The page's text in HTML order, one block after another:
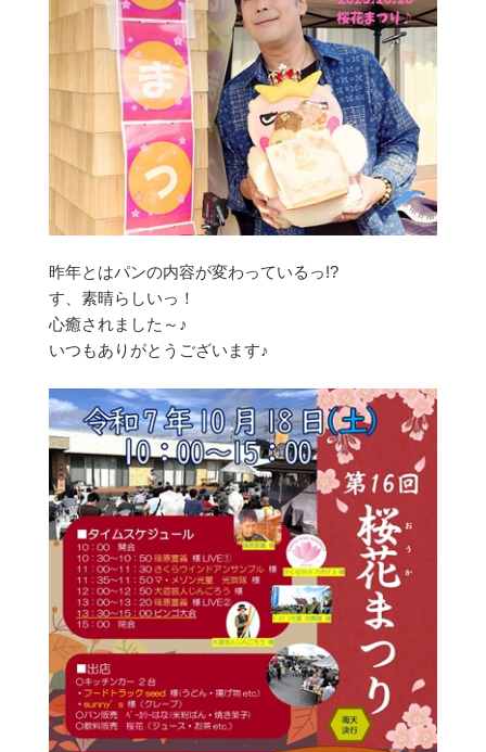
昨年とはパンの内容が変わっているっ!?
す、素晴らしいっ！
心癒されました～♪
いつもありがとうございます♪